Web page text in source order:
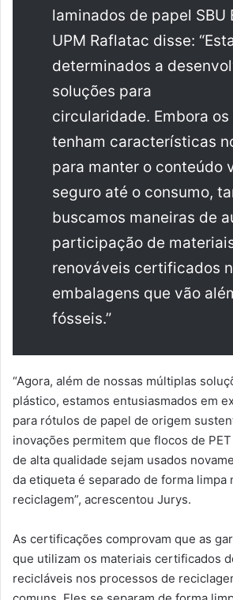
laminados de papel SBU
UPM Raflatac disse:
determinados a
soluções para
circularidade. Embora
tenham características
para manter o conteúdo
seguro até o consumo,
buscamos maneiras de
participação de
renováveis ​​certificados
embalagens que vão
fósseis.”
“Agora, além de nossas múltiplas
plástico, estamos entusiasmados em
para rótulos de papel de origem
inovações permitem que flocos de
de alta qualidade sejam usados
da etiqueta é separado de forma limpa
reciclagem”, acrescentou Jurys.
As certificações comprovam que as
que utilizam os materiais certificados
recicláveis ​​nos processos de